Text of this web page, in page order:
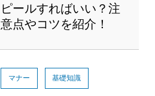
ピールすればいい？注
意点やコツを紹介！
マナー 基礎知識